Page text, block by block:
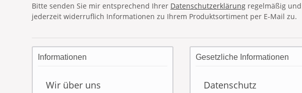
Bitte senden Sie mir entsprechend Ihrer Datenschutzerklärung regelmäßig und
jederzeit widerruflich Informationen zu Ihrem Produktsortiment per E-Mail zu.
Informationen
Wir über uns
Gesetzliche Informationen
Datenschutz